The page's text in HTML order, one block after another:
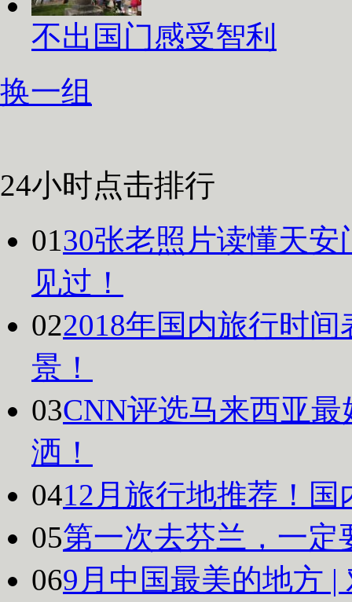
不出国门感受智利
换一组
24小时点击排行
0130张老照片读懂天
见过！
022018年国内旅行时
景！
03CNN评选马来西亚
洒！
0412月旅行地推荐！
05第一次去芬兰，一定
069月中国最美的地方